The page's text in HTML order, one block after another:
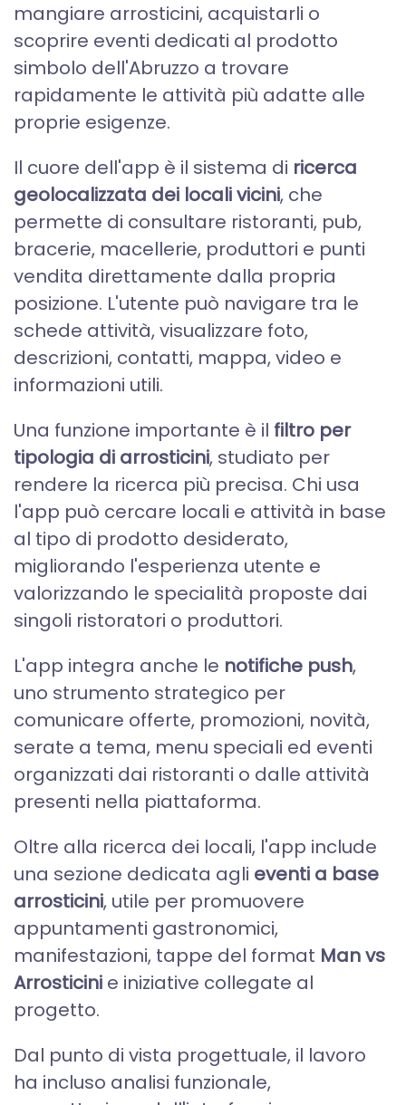
mangiare arrosticini, acquistarli o
scoprire eventi dedicati al prodotto
simbolo dell'Abruzzo a trovare
rapidamente le attività più adatte alle
proprie esigenze.
Il cuore dell'app è il sistema di ricerca
geolocalizzata dei locali vicini, che
permette di consultare ristoranti, pub,
bracerie, macellerie, produttori e punti
vendita direttamente dalla propria
posizione. L'utente può navigare tra le
schede attività, visualizzare foto,
descrizioni, contatti, mappa, video e
informazioni utili.
Una funzione importante è il filtro per
tipologia di arrosticini, studiato per
rendere la ricerca più precisa. Chi usa
l'app può cercare locali e attività in base
al tipo di prodotto desiderato,
migliorando l'esperienza utente e
valorizzando le specialità proposte dai
singoli ristoratori o produttori.
L'app integra anche le notifiche push,
uno strumento strategico per
comunicare offerte, promozioni, novità,
serate a tema, menu speciali ed eventi
organizzati dai ristoranti o dalle attività
presenti nella piattaforma.
Oltre alla ricerca dei locali, l'app include
una sezione dedicata agli eventi a base
arrosticini, utile per promuovere
appuntamenti gastronomici,
manifestazioni, tappe del format Man vs
Arrosticini e iniziative collegate al
progetto.
Dal punto di vista progettuale, il lavoro
ha incluso analisi funzionale,